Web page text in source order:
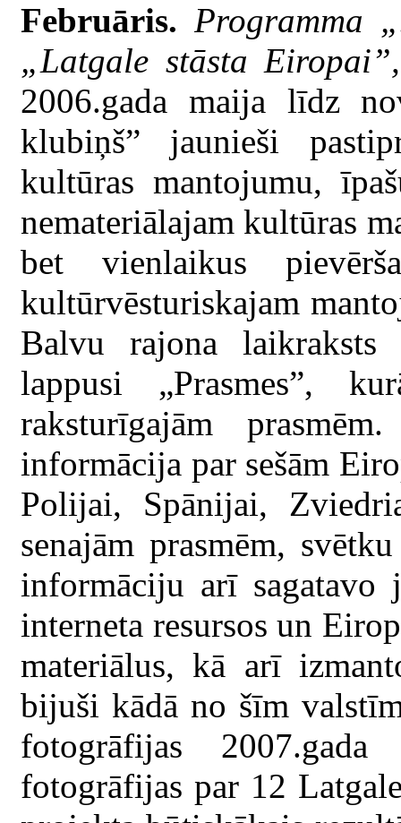
Februāris. Programma
„Latgale stāsta
2006.gada maija līdz
klubiņš” jaunieši
kultūras mantojumu,
nemateriālajam kultūras
bet vienlaikus
kultūrvēsturiskajam
Balvu rajona laikraksts
lappusi „Prasmes”,
raksturīgajām
informācija par sešām
Polijai, Spānijai,
senajām prasmēm,
informāciju arī sagatavo
interneta resursos un
materiālus, kā arī
bijuši kādā no šīm
fotogrāfijas
fotogrāfijas par 12